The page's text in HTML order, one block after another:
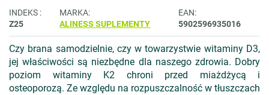
INDEKS
Z25
MARKA
ALINESS SUPLEMENTY
EAN
5902596935016
Czy brana samodzielnie, czy w towarzystwie witaminy D3,
jej właściwości są niezbędne dla naszego zdrowia. Dobry
poziom witaminy K2 chroni przed miażdżycą i
osteoporozą. Ze względu na rozpuszczalność w tłuszczach